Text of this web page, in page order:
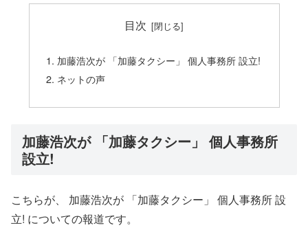
目次
加藤浩次が 「加藤タクシー」 個人事務所 設立!
ネットの声
加藤浩次が 「加藤タクシー」 個人事務所
設立!
こちらが、 加藤浩次が 「加藤タクシー」 個人事務所 設
立! についての報道です。